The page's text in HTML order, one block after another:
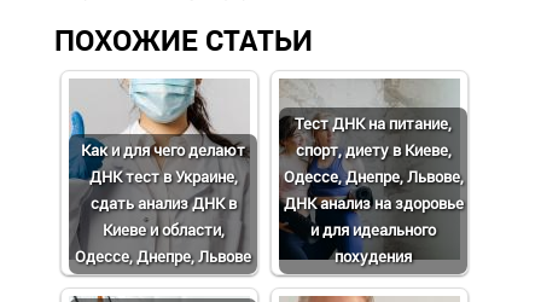
ПОХОЖИЕ СТАТЬИ
Как и для чего делают
ДНК тест в Украине,
сдать анализ ДНК в
Киеве и области,
Одессе, Днепре, Львове
Тест ДНК на питание,
спорт, диету в Киеве,
Одессе, Днепре, Львове,
ДНК анализ на здоровье
и для идеального
похудения